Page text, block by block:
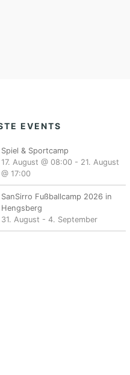
EVENTS
Spiel & Sportcamp
17. August @ 08:00- 21. August
@ 17:00
SanSirro Fußballcamp 2026 in
Hengsberg
31. August - 4. September